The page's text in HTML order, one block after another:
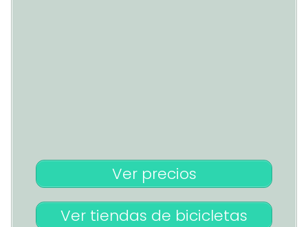
Ver precios
Ver tiendas de bicicletas